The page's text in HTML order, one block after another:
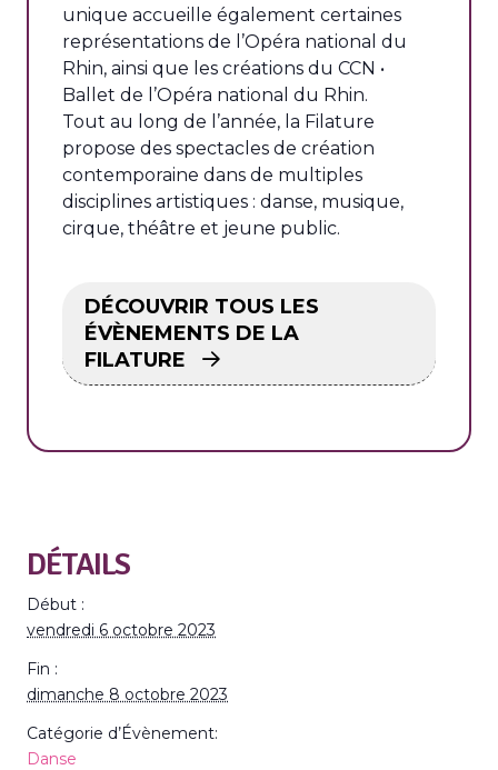
unique accueille également certaines
représentations de l’Opéra national du
Rhin, ainsi que les créations du CCN •
Ballet de l’Opéra national du Rhin.
Tout au long de l’année, la Filature
propose des spectacles de création
contemporaine dans de multiples
disciplines artistiques : danse, musique,
cirque, théâtre et jeune public.
DÉCOUVRIR TOUS LES
ÉVÈNEMENTS DE LA
FILATURE
DÉTAILS
Début :
vendredi 6 octobre 2023
Fin :
dimanche 8 octobre 2023
Catégorie d’Évènement:
Danse